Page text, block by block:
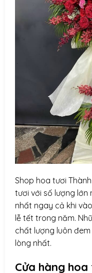
Shop hoa tươi
tươi với số lượng lớn
nhất ngay cả khi
lễ tết trong năm.
chất lượng luôn
lòng nhất.
Cửa hàng